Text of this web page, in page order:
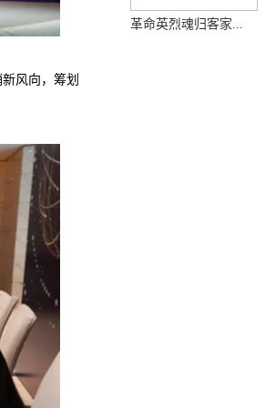
风向，筹划
革命英烈魂归客家...